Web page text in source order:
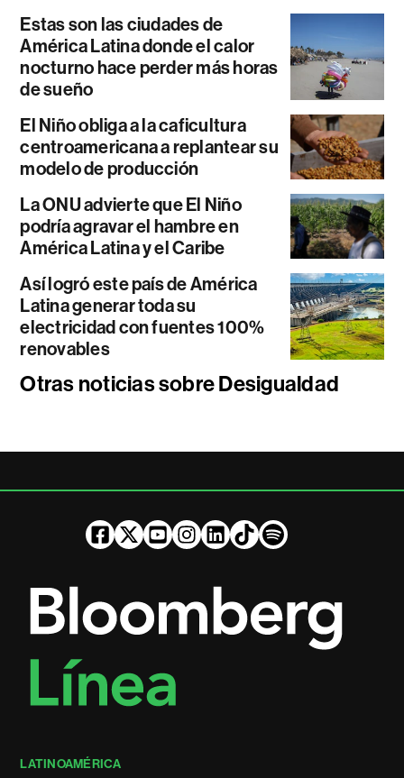
Estas son las ciudades de
América Latina donde el calor
nocturno hace perder más horas
de sueño
El Niño obliga a la caficultura
centroamericana a replantear su
modelo de producción
La ONU advierte que El Niño
podría agravar el hambre en
América Latina y el Caribe
Así logró este país de América
Latina generar toda su
electricidad con fuentes 100%
renovables
Otras noticias sobre Desigualdad
LATINOAMÉRICA